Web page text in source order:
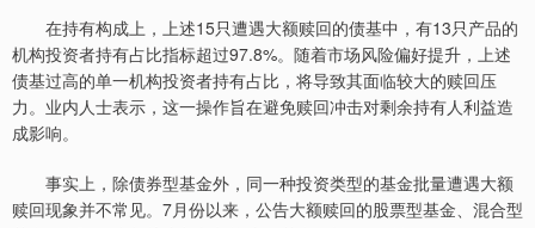
在持有构成上，上述15只遭遇大额赎回的债基中，有13只产品的
机构投资者持有占比指标超过97.8%。随着市场风险偏好提升，上述
债基过高的单一机构投资者持有占比，将导致其面临较大的赎回压
力。业内人士表示，这一操作旨在避免赎回冲击对剩余持有人利益造
成影响。
事实上，除债券型基金外，同一种投资类型的基金批量遭遇大额
赎回现象并不常见。7月份以来，公告大额赎回的股票型基金、混合型